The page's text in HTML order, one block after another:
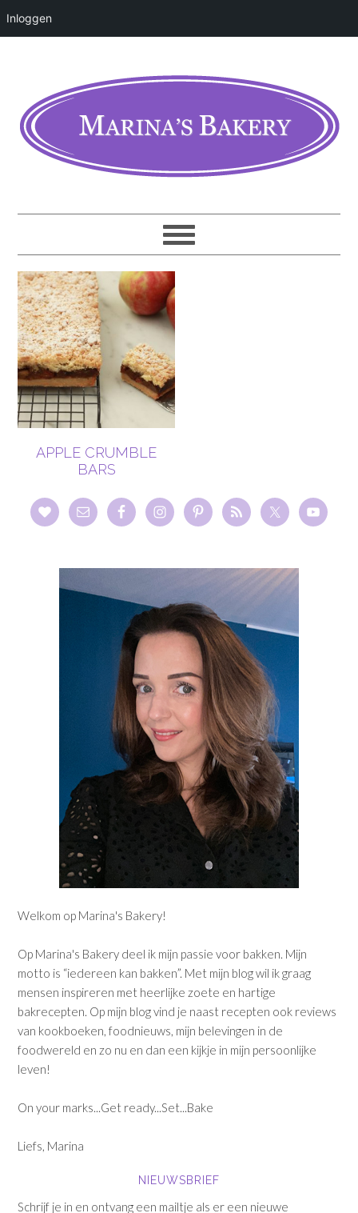
Inloggen
APPLE CRUMBLE
BARS
Welkom op Marina's Bakery!
Op Marina's Bakery deel ik mijn passie voor bakken. Mijn
motto is “iedereen kan bakken”. Met mijn blog wil ik graag
mensen inspireren met heerlijke zoete en hartige
bakrecepten. Op mijn blog vind je naast recepten ook reviews
van kookboeken, foodnieuws, mijn belevingen in de
foodwereld en zo nu en dan een kijkje in mijn persoonlijke
leven!
On your marks...Get ready...Set...Bake
Liefs, Marina
NIEUWSBRIEF
Schrijf je in en ontvang een mailtje als er een nieuwe